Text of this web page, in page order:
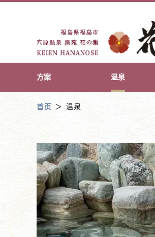
方案 温泉
首页 温泉